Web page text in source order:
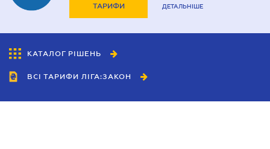
ТАРИФИ ДЕТАЛЬНІШЕ
КАТАЛОГ РІШЕНЬ
ВСІ ТАРИФИ ЛІГА:ЗАКОН